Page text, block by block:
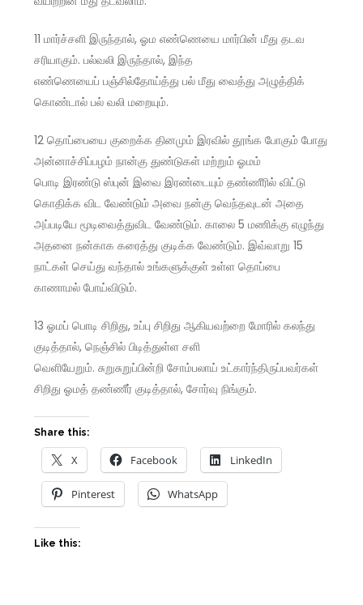
11 மார்ச்சளி இருந்தால், ஓம எண்ணெயை மார்பின் மீது தடவ
சரியாகும். பல்வலி இருந்தால், இந்த
எண்ணெயைப் பஞ்சில்தோய்த்து பல் மீது வைத்து அழுத்திக்
கொண்டால் பல் வலி மறையும்.
12 தொப்பையை குறைக்க தினமும் இரவில் தூங்க போகும் போது
அன்னாச்சிப்பழம் நான்கு துண்டுகள் மற்றும் ஓமம்
பொடி இரண்டு ஸ்புன் இவை இரண்டையும் தண்ணீரில் விட்டு
கொதிக்க விட வேண்டும் அவை நன்கு வெந்தவுடன் அதை
அப்படியே மூடிவைத்துவிட வேண்டும். காலை 5 மணிக்கு எழுந்து
அதனை நன்காக கரைத்து குடிக்க வேண்டும். இவ்வாறு 15
நாட்கள் செய்து வந்தால் உங்களுக்குள் உள்ள தொப்பை
காணாமல் போய்விடும்.
13 ஓமப் பொடி சிறிது, உப்பு சிறிது ஆகியவற்றை மோரில் கலந்து
குடித்தால், நெஞ்சில் பிடித்துள்ள சளி
வெளியேறும். சுறுசுறுப்பின்றி சோம்பலாய் உட்கார்ந்திருப்பவர்கள்
சிறிது ஓமத் தண்ணீர் குடித்தால், சோர்வு நிங்கும்.
Share this:
X Facebook LinkedIn
Pinterest WhatsApp
Like this: